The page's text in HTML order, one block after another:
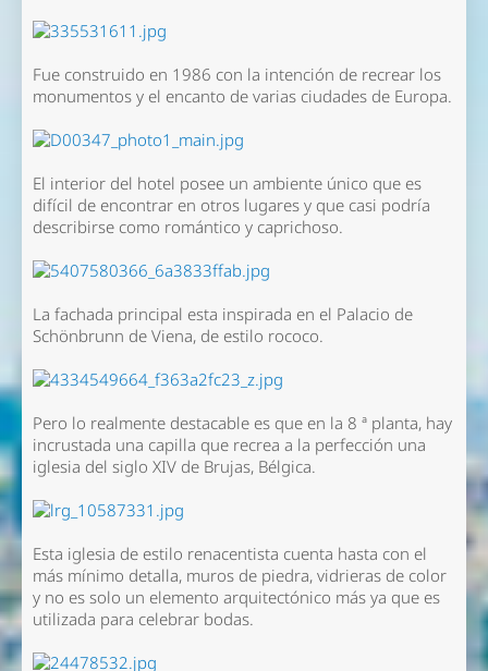
Fue construido en 1986 con la intención de recrear los
monumentos y el encanto de varias ciudades de Europa.
El interior del hotel posee un ambiente único que es
difícil de encontrar en otros lugares y que casi podría
describirse como romántico y caprichoso.
La fachada principal esta inspirada en el Palacio de
Schönbrunn de Viena, de estilo rococo.
Pero lo realmente destacable es que en la 8 ª planta, hay
incrustada una capilla que recrea a la perfección una
iglesia del siglo XIV de Brujas, Bélgica.
Esta iglesia de estilo renacentista cuenta hasta con el
más mínimo detalla, muros de piedra, vidrieras de color
y no es solo un elemento arquitectónico más ya que es
utilizada para celebrar bodas.